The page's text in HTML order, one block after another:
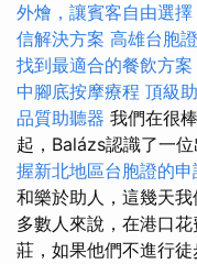
外燴，讓賓客自由選擇
信解決方案 高雄台胞
找到最適合的餐飲方案
中腳底按摩療程 頂級
品質助聽器 我們在很
起，Balázs認識了一位
握新北地區台胞證的申
和樂於助人，這幾天
多數人來說，在港口
莊，如果他們不進行